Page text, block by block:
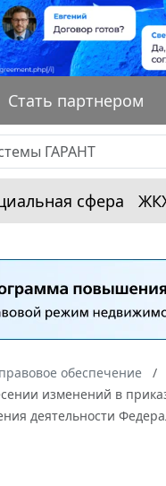
Стать партнером
сфера
обеспечение
изменений в
деятельности